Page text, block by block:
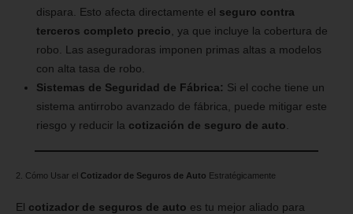
dispara. Esto afecta directamente el seguro contra
terceros completo precio , ya que incluye la cobertura de
robo. Las aseguradoras imponen primas altas a modelos
con alta tasa de robo.
Sistemas de Seguridad de Fábrica: Si el coche tiene un
sistema antirrobo avanzado de fábrica, puede mitigar este
riesgo y reducir la cotización de seguro de auto
2. Cómo Usar el Cotizador de Seguros de Auto Estratégicamente
El cotizador de seguros de auto es tu mejor aliado para